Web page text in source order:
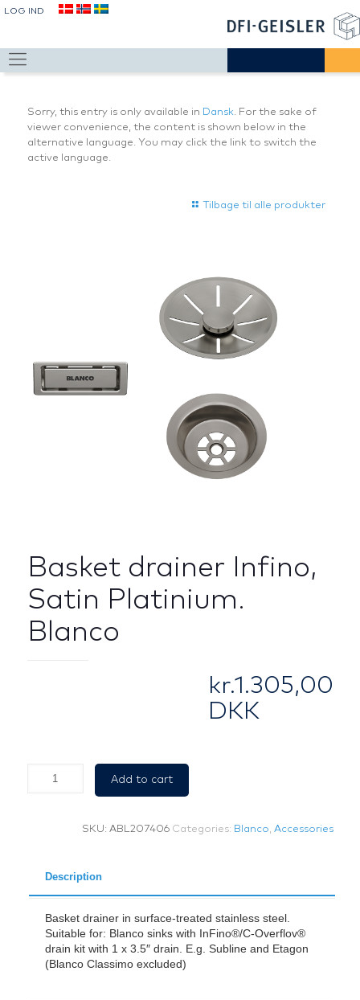
LOG IND
Sorry, this entry is only available in Dansk. For the sake of
viewer convenience, the content is shown below in the
alternative language. You may click the link to switch the
active language.
Tilbage til alle produkter
Basket drainer Infino,
Satin Platinium.
Blanco
kr.1.305,00
DKK
drainer
Add to cart
SKU: ABL207406 Categories: Blanco, Accessories
Description
Basket drainer in surface-treated stainless steel.
Suitable for: Blanco sinks with InFino®/C-Overflov®
drain kit with 1 x 3.5″ drain. E.g. Subline and Etagon
(Blanco Classimo excluded)